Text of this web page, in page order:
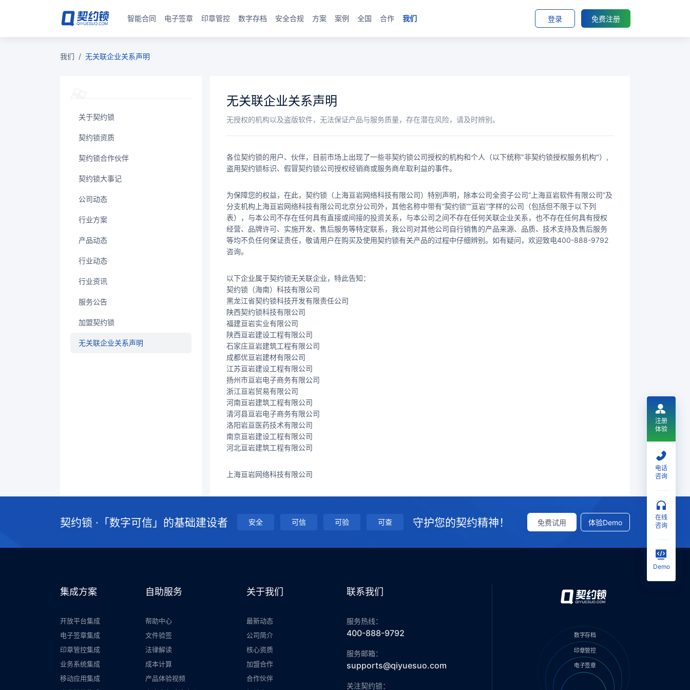
智能合同 电子签章 印章管控 数字存档 安全合规 方案 案例 全国 合作 我们 登录 免费注册
我们 / 无关联企业关系声明
关于契约锁
契约锁资质
契约锁合作伙伴
契约锁大事记
公司动态
行业方案
产品动态
行业动态
行业资讯
服务公告
加盟契约锁
无关联企业关系声明
无关联企业关系声明
无授权的机构以及盗版软件，无法保证产品与服务质量，存在潜在风险，请及时辨别。
各位契约锁的用户、伙伴，目前市场上出现了一些非契约锁公司授权的机构和个人（以下统称"非契约锁授权服务机构"）,
盗用契约锁标识、假冒契约锁公司授权经销商或服务商牟取利益的事件。
为保障您的权益，在此，契约锁（上海亘岩网络科技有限公司）特别声明，除本公司全资子公司“上海亘岩软件有限公司”及
分支机构上海亘岩网络科技有限公司北京分公司外，其他名称中带有“契约锁”“亘岩”字样的公司（包括但不限于以下列
表），与本公司不存在任何具有直接或间接的投资关系，与本公司之间不存在任何关联企业关系，也不存在任何具有授权
经营、品牌许可、实施开发、售后服务等特定联系，我公司对其他公司自行销售的产品来源、品质、技术支持及售后服务
等均不负任何保证责任，敬请用户在购买及使用契约锁有关产品的过程中仔细辨别。如有疑问，欢迎致电400-888-9792
咨询。
以下企业属于契约锁无关联企业，特此告知：
契约锁（海南）科技有限公司
黑龙江省契约锁科技开发有限责任公司
陕西契约锁科技有限公司
福建亘岩实业有限公司
陕西亘岩建设工程有限公司
石家庄亘岩建筑工程有限公司
成都优亘岩建材有限公司
江苏亘岩建设工程有限公司
扬州市亘岩电子商务有限公司
浙江亘岩贸易有限公司
河南亘岩建筑工程有限公司
清河县亘岩电子商务有限公司
洛阳岩亘医药技术有限公司
南京亘岩建设工程有限公司
河北亘岩建筑工程有限公司
上海亘岩网络科技有限公司
契约锁 ·「数字可信」的基础建设者 安全 可信 可验 可查 守护您的契约精神！ 免费试用 体验Demo
集成方案
开放平台集成
电子签章集成
印章管控集成
业务系统集成
移动应用集成
自助服务
帮助中心
文件验签
法律解读
成本计算
产品体验视频
关于我们
最新动态
公司简介
核心资质
加盟合作
合作伙伴
联系我们
服务热线：
400-888-9792
服务邮箱：
supports@qiyuesuo.com
关注契约锁：
数字存档
印章管控
电子签章
注册
体验
电话
咨询
在线
咨询
Demo